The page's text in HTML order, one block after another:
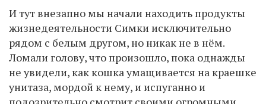
И тут внезапно мы начали находить продукты
жизнедеятельности Симки исключительно
рядом с белым другом, но никак не в нём.
Ломали голову, что произошло, пока однажды
не увидели, как кошка умащивается на краешке
унитаза, мордой к нему, и испуганно и